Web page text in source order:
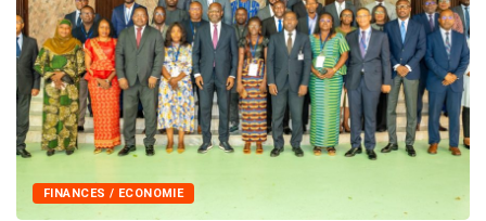
FINANCES / ECONOMIE